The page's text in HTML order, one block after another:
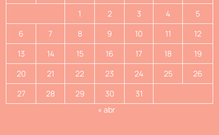
1
2 3 4
5
6
7 8 9 10 11
12
13
14 15 16 17 18
19
20
21 22 23 24 25
26
27
28 29 30
31
« abr